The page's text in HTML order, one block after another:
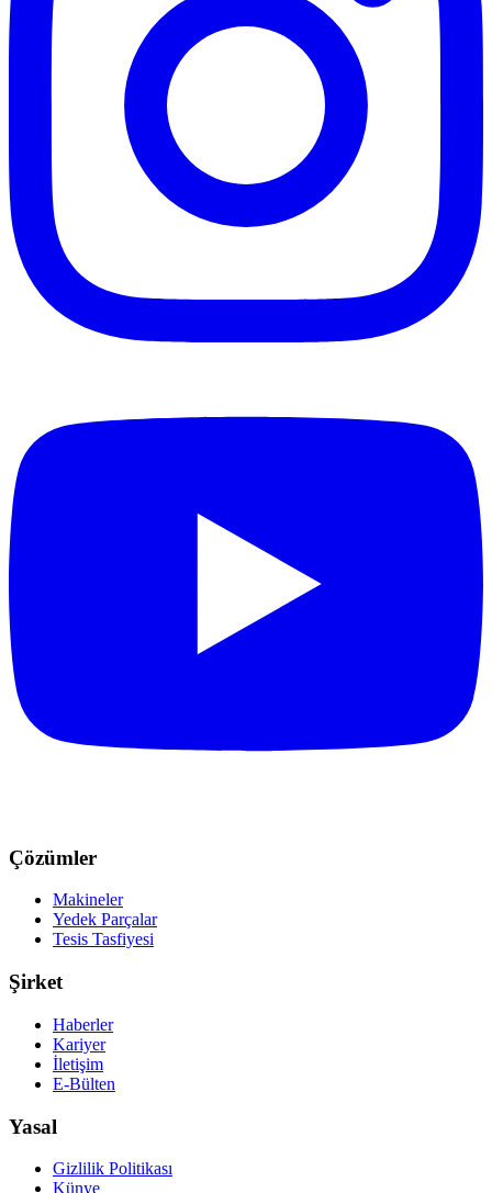
Çözümler
Makineler
Yedek Parçalar
Tesis Tasfiyesi
Şirket
Haberler
Kariyer
İletişim
E-Bülten
Yasal
Gizlilik Politikası
Künye